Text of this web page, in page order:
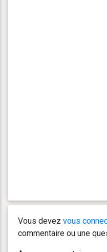
Vous devez vous
commentaire ou une